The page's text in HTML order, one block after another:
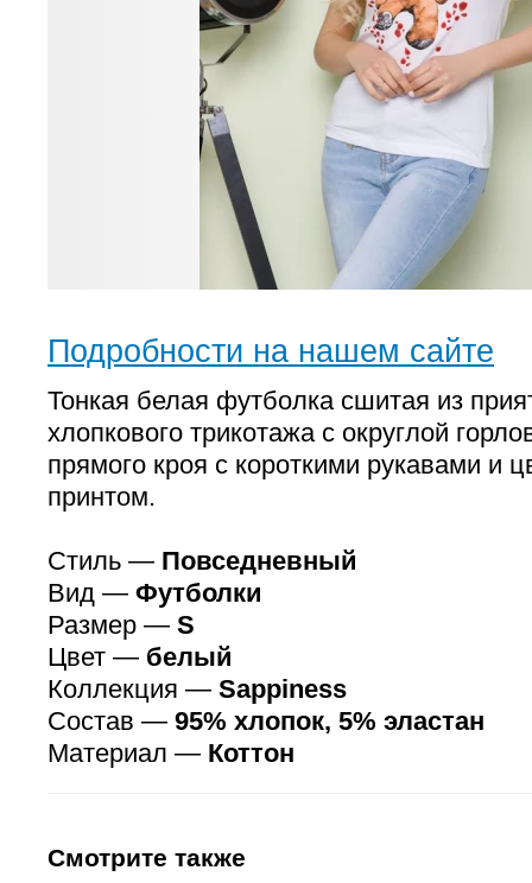
Подробности на нашем сайте
Тонкая белая футболка сшитая из
хлопкового трикотажа с округлой
прямого кроя с короткими рукавами и
принтом.
Стиль — Повседневный
Вид — Футболки
Размер — S
Цвет — белый
Коллекция — Sappiness
Состав — 95% хлопок, 5% эластан
Материал — Коттон
Смотрите также